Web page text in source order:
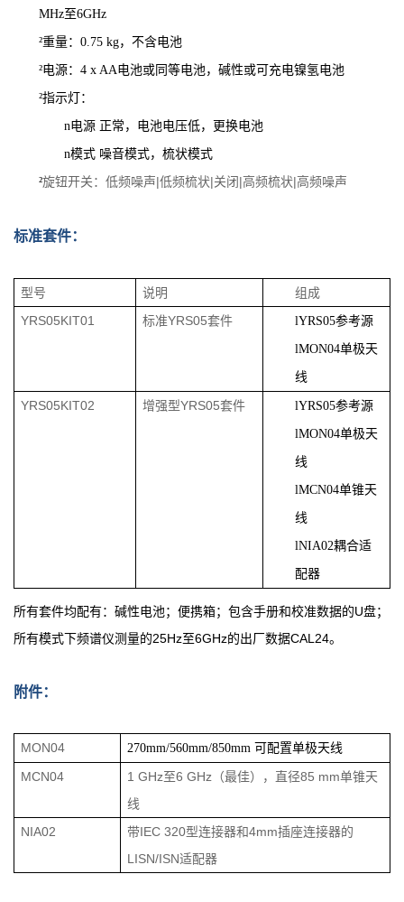
MHz至6GHz
²重量：0.75 kg，不含电池
²电源：4 x AA电池或同等电池，碱性或可充电镍氢电池
²指示灯：
n电源 正常，电池电压低，更换电池
n模式 噪音模式，梳状模式
²旋钮开关：低频噪声|低频梳状|关闭|高频梳状|高频噪声
标准套件：
型号 说明
组成
YRS05KIT01
标准YRS05套件 lYRS05参考源
lMON04单极天
线
YRS05KIT02 增强型YRS05套件 lYRS05参考源
lMON04单极天
线
lMCN04单锥天
线
lNIA02耦合适
配器
所有套件均配有：碱性电池；便携箱；包含手册和校准数据的U盘；
所有模式下频谱仪测量的25Hz至6GHz的出厂数据CAL24。
附件：
MON04 270mm/560mm/850mm 可配置单极天线
MCN04
1 GHz至6 GHz（最佳），直径85 mm单锥天
线
NIA02
带IEC 320型连接器和4mm插座连接器的
LISN/ISN适配器